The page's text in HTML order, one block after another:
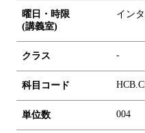
曜日・時限
(講義室)
イン
クラス -
科目コード
単位数 004